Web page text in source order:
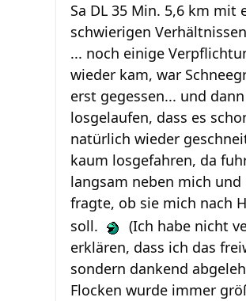
Sa DL 35 Min. 5,6 km mit
schwierigen Verhältnissen
... noch einige
wieder kam, war
erst gegessen... und
losgelaufen, dass es
natürlich wieder
kaum losgefahren, da
langsam neben mich und
fragte, ob sie mich nach
soll.
(Ich habe nicht
erklären, dass ich das
sondern dankend
Flocken wurde immer